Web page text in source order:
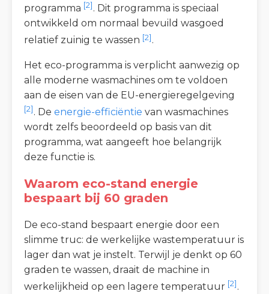
programma [2]. Dit programma is speciaal
ontwikkeld om normaal bevuild wasgoed
relatief zuinig te wassen [2].
Het eco-programma is verplicht aanwezig op
alle moderne wasmachines om te voldoen
aan de eisen van de EU-energieregelgeving
[2]. De energie-efficiëntie van wasmachines
wordt zelfs beoordeeld op basis van dit
programma, wat aangeeft hoe belangrijk
deze functie is.
Waarom eco-stand energie
bespaart bij 60 graden
De eco-stand bespaart energie door een
slimme truc: de werkelijke wastemperatuur is
lager dan wat je instelt. Terwijl je denkt op 60
graden te wassen, draait de machine in
werkelijkheid op een lagere temperatuur [2].